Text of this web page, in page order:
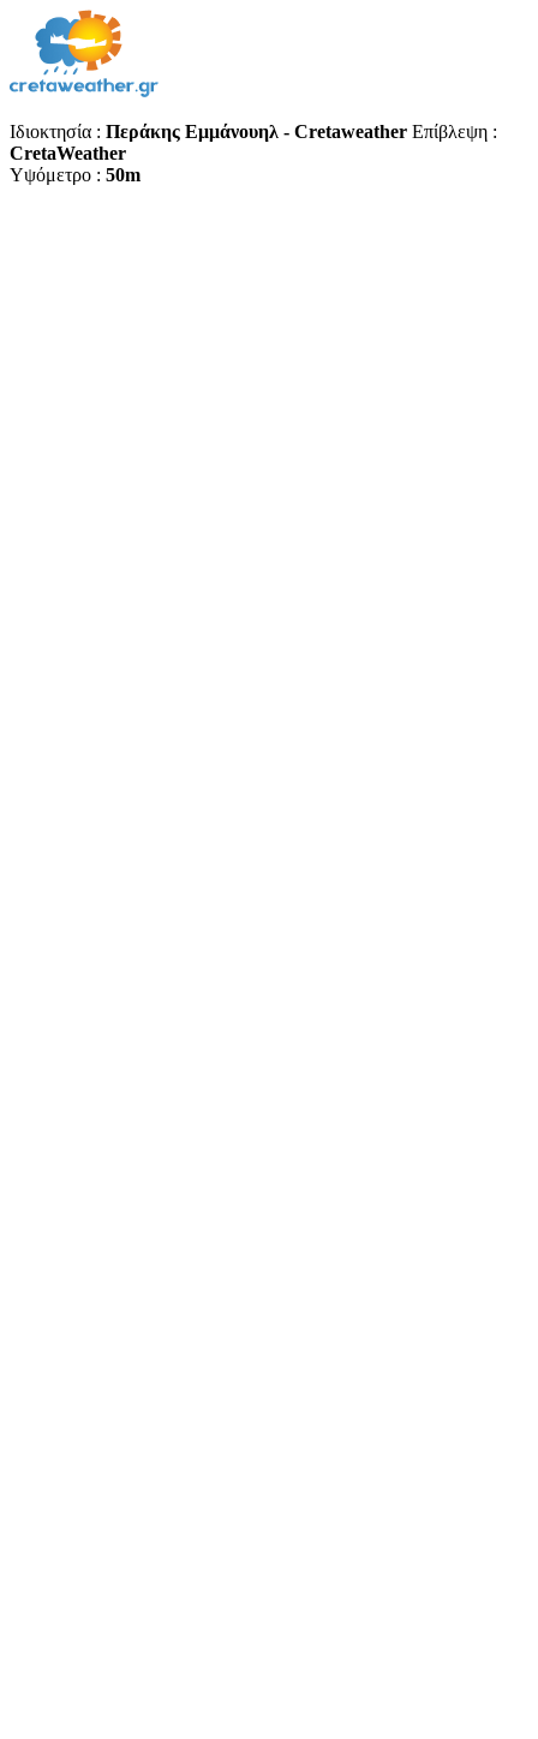
Ιδιοκτησία : Περάκης Εμμάνουηλ - Cretaweather Επίβλεψη :
CretaWeather
Υψόμετρο : 50m